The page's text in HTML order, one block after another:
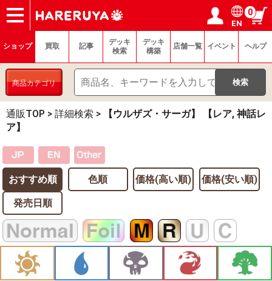
ショップ
買取
記事
デッキ検索
デッキ構築
選手一覧
店舗一覧
イベント
ヘルプ
お問い合わせ ログイン／会員登録
マイページ
EN
0
ショップ 買取 記事
デッキ
検索
デッキ
構築
店舗一覧 イベント ヘルプ
商品カテゴリ
通販TOP > 詳細検索 >
【ウルザズ・サーガ】 【レア, 神話レ
ア】
おすすめ順 色順 価格(高い順) 価格(安い順)
発売日順